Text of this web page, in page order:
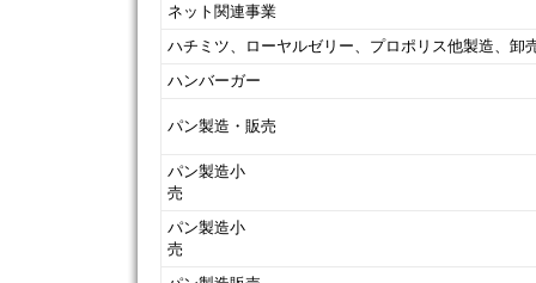
ネット関連事業
ハチミツ、ローヤルゼリー、プロポリス他製造、卸
ハンバーガー
パン製造・販売
パン製造小
パン製造小